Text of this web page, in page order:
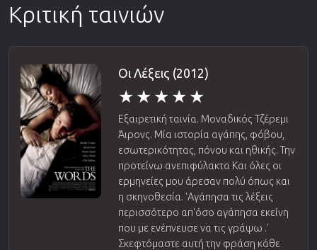
Κριτική ταινιών
Οι Λέξεις (2012)
Εξαιρετική ταινία. Μοναδικός Τζέρεμι
Άιρονς. Μία ιστορία αγάπης, φόβου,
εσωτερικότητας, πόνου και ηθικής. Την
προτείνω ανεπιφύλακτα Και όλες οι
ερμηνείες μου άρεσαν πολύ όπως και
η σκηνοθεσία. 'Αγάπησα τις λέξεις
περισσότερο απ'όσο αγάπησα εκείνη
που με ενέπνευσε να τις γράψω .'
Σκεφτόμαστε αυτή την φράση κάθε